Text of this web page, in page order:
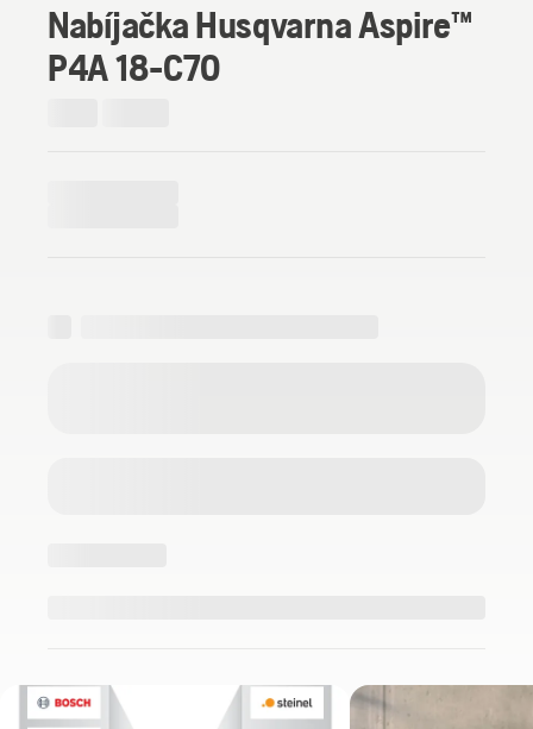
Nabíjačka Husqvarna Aspire™
P4A 18-C70